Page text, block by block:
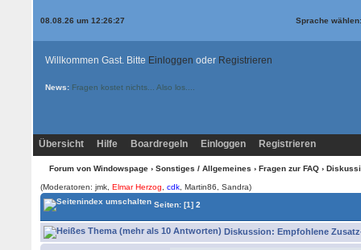
08.08.26 um 12:26:27 Sprache
Willkommen Gast. Bitte Einloggen oder Registrieren
News: Fragen kostet nichts... Also los....
Übersicht Hilfe Boardregeln Einloggen Registrieren
Forum von Windowspage› Sonstiges / Allgemeines › Fragen zur FAQ›
(Moderatoren: jmk,Elmar Herzog ,cdk , Martin86, Sandra)
Seiten:[1] 2
Diskussion: Empfohlene